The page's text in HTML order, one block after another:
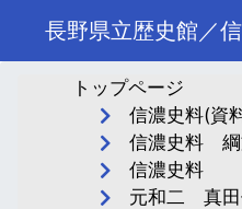
長野県立歴史館／
トップページ
信濃史料(資
信濃史料 綱
信濃史料
元和二 真田